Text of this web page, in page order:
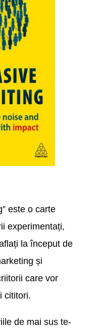
este o carte
experimentați,
la început de
și
care vor
cititori.
de mai sus te-